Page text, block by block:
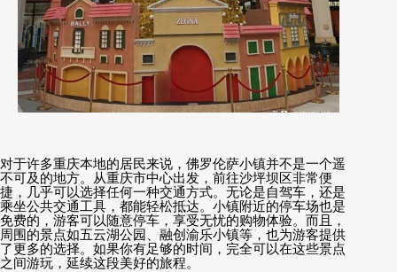
对于许多重庆本地的居民来说，佛罗伦萨小镇并不是一个遥
不可及的地方。从重庆市中心出发，前往沙坪坝区非常便
捷，几乎可以选择任何一种交通方式。无论是自驾车，还是
乘坐公共交通工具，都能轻松抵达。小镇附近的停车场也是
免费的，游客可以随意停车，享受无忧的购物体验。而且，
周围的景点如五云湖公园、融创渝乐小镇等，也为游客提供
了更多的选择。如果你有足够的时间，完全可以在这些景点
之间游玩，延续这段美好的旅程。